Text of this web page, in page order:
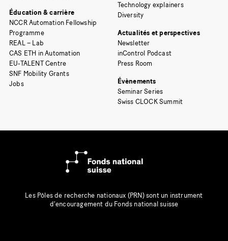
Éducation & carrière
NCCR Automation Fellowship
Programme
REAL – Lab
CAS ETH in Automation
EU-TALENT Centre
SNF Mobility Grants
Jobs
Technology explainers
Diversity
Actualités et perspectives
Newsletter
inControl Podcast
Press Room
Évènements
Seminar Series
Swiss CLOCK Summit
Les Pôles de recherche nationaux (PRN) sont un instrument
d’encouragement du Fonds national suisse